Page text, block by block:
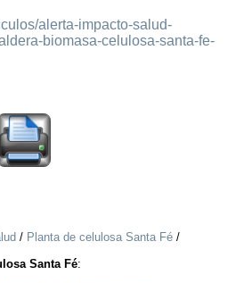
alerta-impacto-salud-
biomasa-celulosa-santa-fe-
/ Planta de celulosa Santa Fé /
Santa Fé: